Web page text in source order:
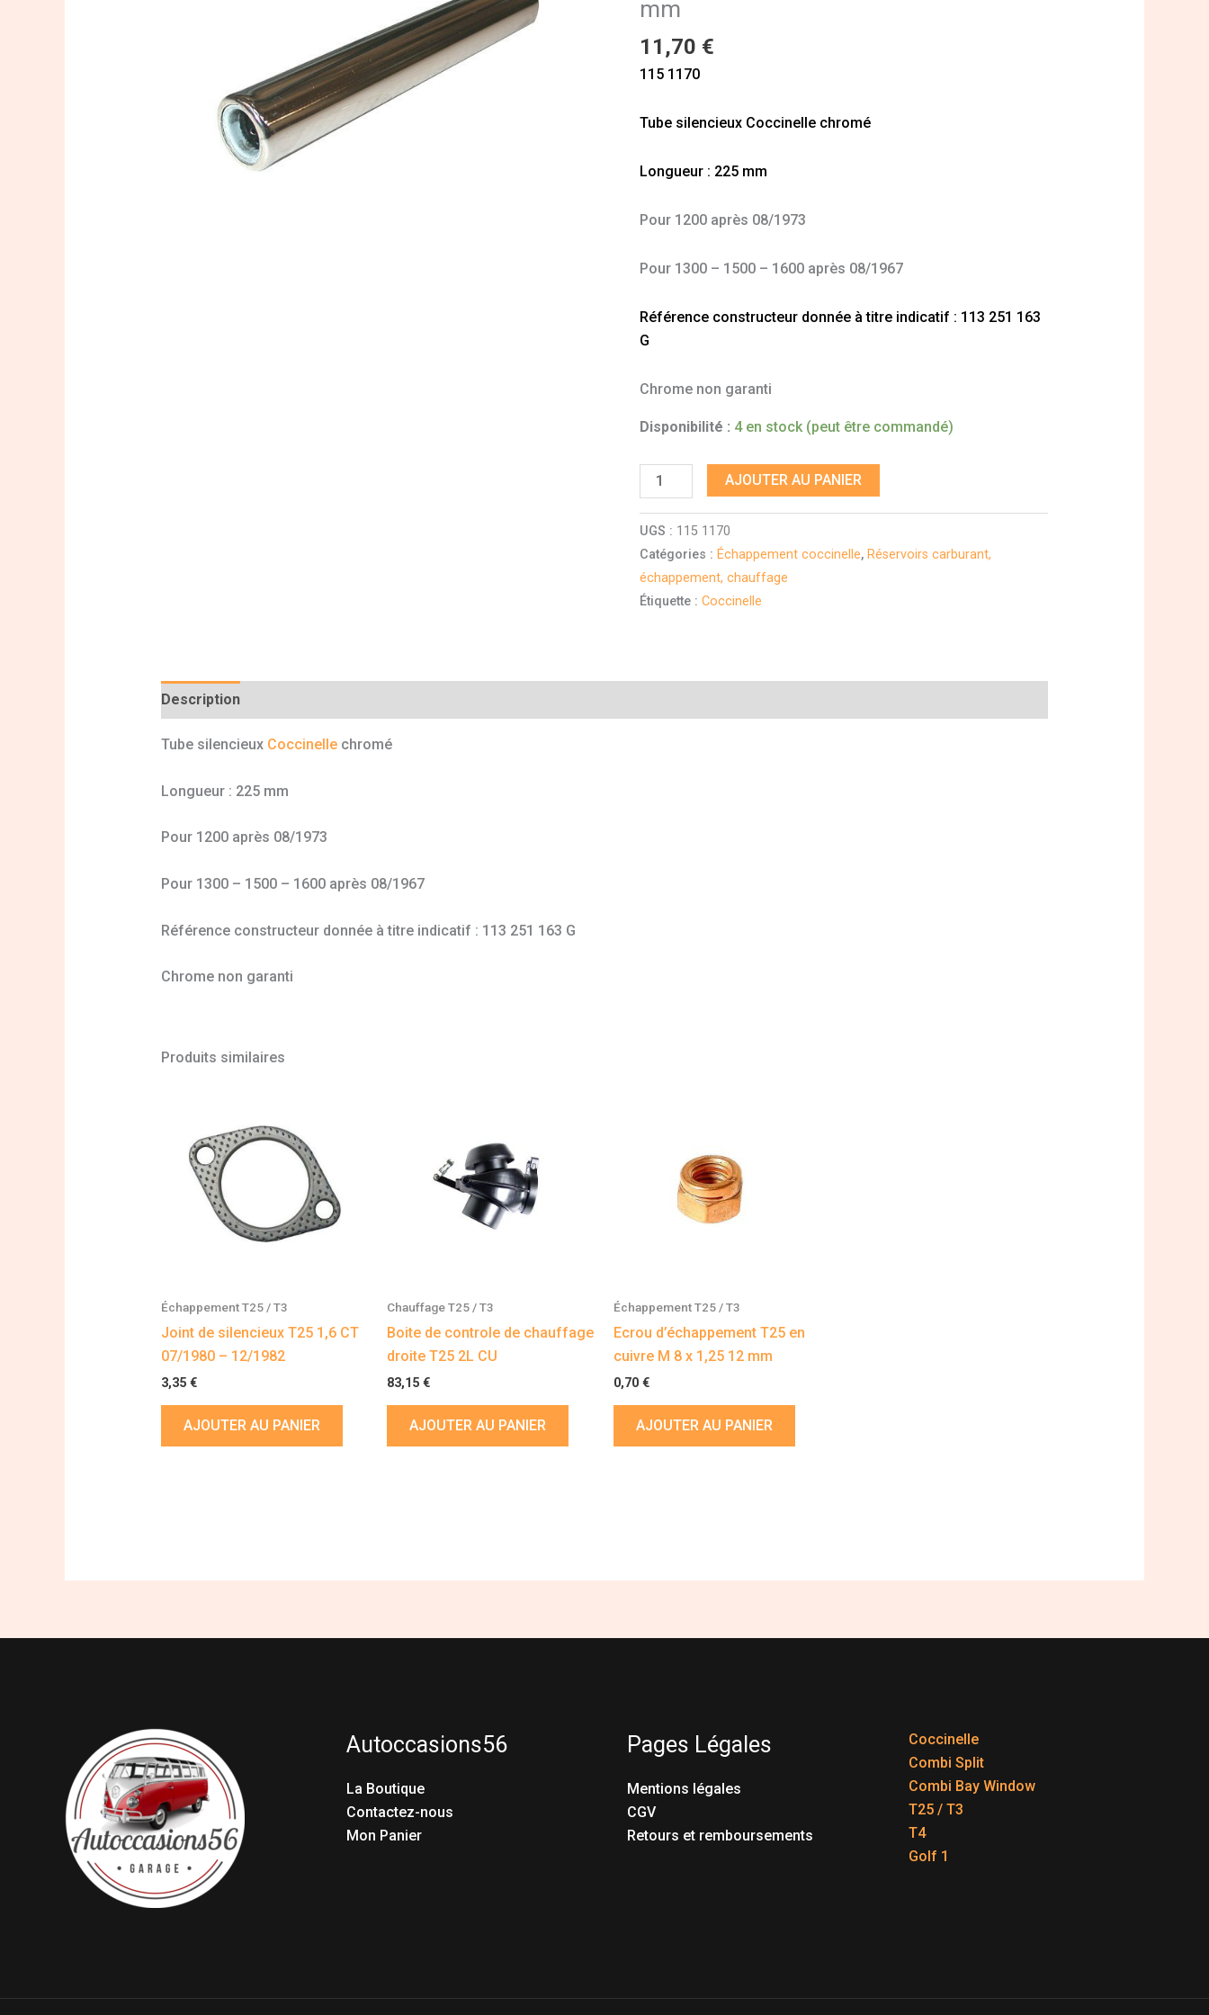
mm
11,70 €
115 1170
Tube silencieux Coccinelle chromé
Longueur : 225 mm
Pour 1200 après 08/1973
Pour 1300 – 1500 – 1600 après 08/1967
Référence constructeur donnée à titre indicatif : 113 251 163
G
Chrome non garanti
Disponibilité : 4 en stock (peut être commandé)
mm
AJOUTER AU PANIER
UGS : 115 1170
Catégories : Échappement coccinelle, Réservoirs carburant,
échappement, chauffage
Étiquette :Coccinelle
Description
Tube silencieux Coccinellechromé
Longueur : 225 mm
Pour 1200 après 08/1973
Pour 1300 – 1500 – 1600 après 08/1967
Référence constructeur donnée à titre indicatif : 113 251 163 G
Chrome non garanti
Produits similaires
Échappement T25 / T3
Joint de silencieux T25 1,6 CT
07/1980 – 12/1982
3,35 €
AJOUTER AU PANIER
Chauffage T25 / T3
Boite de controle de chauffage
droite T25 2L CU
83,15€
AJOUTER AU PANIER
Échappement T25 / T3
Ecrou d’échappement T25 en
cuivre M 8 x 1,25 12 mm
0,70 €
AJOUTER AU PANIER
Autoccasions56
La Boutique
Contactez-nous
Mon Panier
Pages Légales
Mentions légales
CGV
Retours et remboursements
Coccinelle
Combi Split
Combi Bay Window
T25 / T3
T4
Golf 1